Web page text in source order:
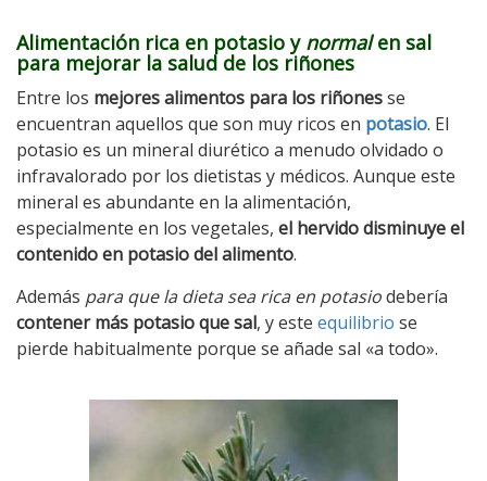
Alimentación rica en potasio y normalen sal
para mejorar la salud de los riñones
Entre los mejores alimentos para los riñonesse
encuentran aquellos que son muy ricos en potasio. El
potasio es un mineral diurético a menudo olvidado o
infravalorado por los dietistas y médicos. Aunque este
mineral es abundante en la alimentación,
especialmente en los vegetales, el hervido disminuye el
contenido en potasio del alimento.
Además para que la dieta sea rica en potasiodebería
contener más potasio que sal, y este equilibrio se
pierde habitualmente porque se añade sal «a todo».